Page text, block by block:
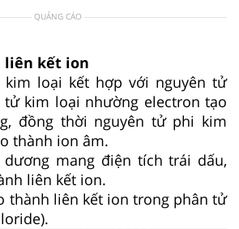
QUẢNG CÁO
liên kết ion
loại kết hợp với nguyên tử
tử kim loại nhường electron tạo
đồng thời nguyên tử phi kim
thành ion âm.
mang điện tích trái dấu,
liên kết ion.
thành liên kết ion trong phân tử